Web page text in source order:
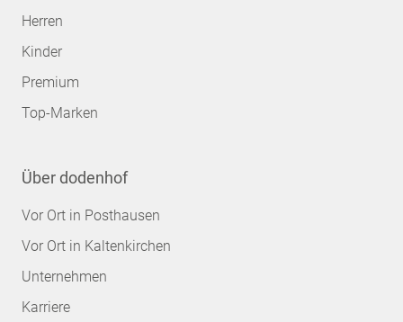
Herren
Kinder
Premium
Top-Marken
Über dodenhof
Vor Ort in Posthausen
Vor Ort in Kaltenkirchen
Unternehmen
Karriere